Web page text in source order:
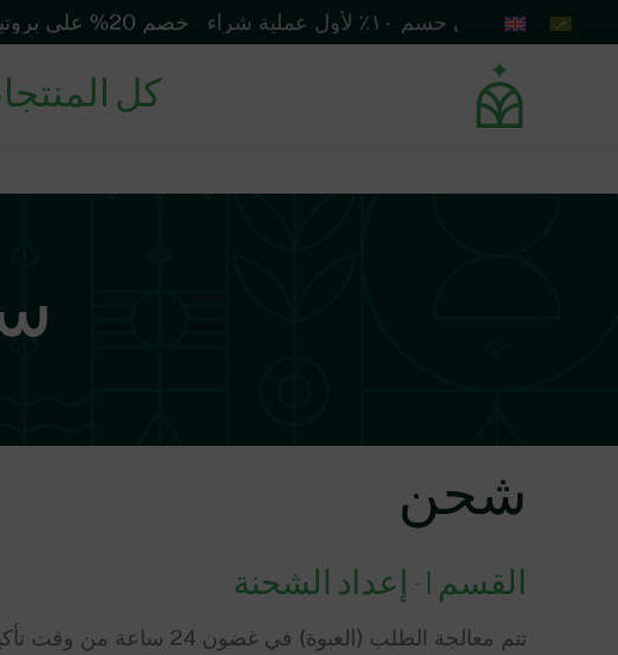
كل
شحن
القسم 1 - إعداد الشحنة
تتم معالجة الطلب (العبوة) في غضون 24 ساعة من وقت تأكيد الطلب على الموقع.
احصل على حسم ١٠٪ لأول عملية شراء خصم 20% على بروتين الشعر دوفت